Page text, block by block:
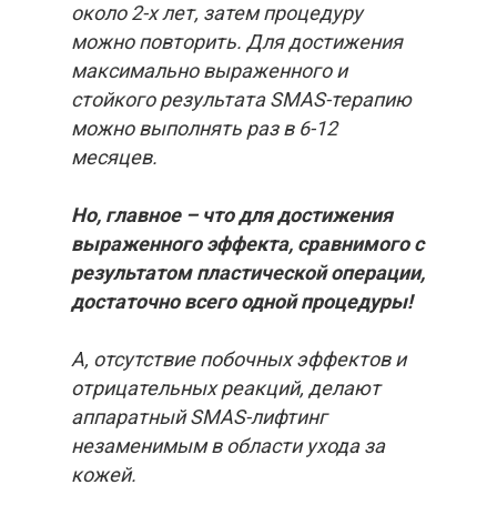
около 2-х лет, затем процедуру
можно повторить. Для достижения
максимально выраженного и
стойкого результата SMAS-терапию
можно выполнять раз в 6-12
месяцев.
Но, главное – что для достижения
выраженного эффекта, сравнимого с
результатом пластической операции,
достаточно всего одной процедуры!
А, отсутствие побочных эффектов и
отрицательных реакций, делают
аппаратный SMAS-лифтинг
незаменимым в области ухода за
кожей.